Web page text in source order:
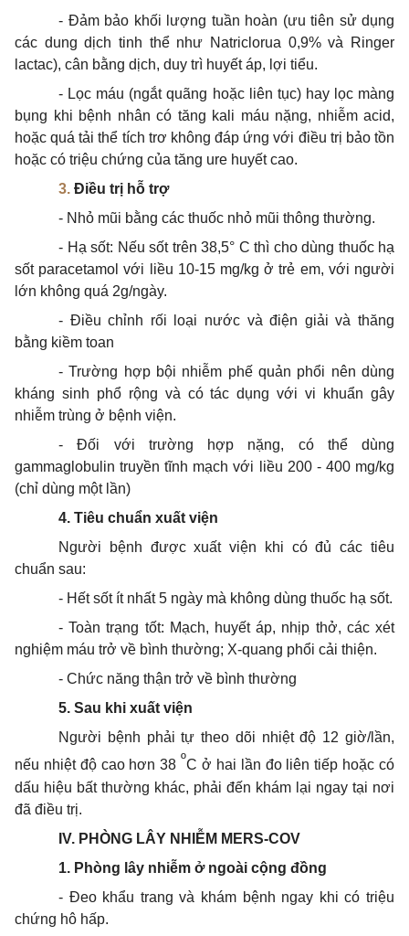
- Đảm bảo khối lượng tuần hoàn (ưu tiên sử dụng
các dung dịch tinh thể như Natriclorua 0,9% và Ringer
lactac), cân bằng dịch, duy trì huyết áp, lợi tiểu.
- Lọc máu (ngắt quãng hoặc liên tục) hay lọc màng
bụng khi bệnh nhân có tăng kali máu nặng, nhiễm acid,
hoặc quá tải thể tích trơ không đáp ứng với điều trị bảo tồn
hoặc có triệu chứng của tăng ure huyết cao.
3. Điều trị hỗ trợ
- Nhỏ mũi bằng các thuốc nhỏ mũi thông thường.
- Hạ sốt: Nếu sốt trên 38,5° C thì cho dùng thuốc hạ
sốt paracetamol với liều 10-15 mg/kg ở trẻ em, với người
lớn không quá 2g/ngày.
- Điều chỉnh rối loại nước và điện giải và thăng
bằng kiềm toan
- Trường hợp bội nhiễm phế quản phổi nên dùng
kháng sinh phổ rộng và có tác dụng với vi khuẩn gây
nhiễm trùng ở bệnh viện.
- Đối với trường hợp nặng, có thể dùng
gammaglobulin truyềntĩnh mạch với liều 200 - 400 mg/kg
(chỉ dùng một lần)
4. Tiêu chuẩn xuất viện
Người bệnh đượcxuấtviện khi có đủ các tiêu
chuẩn sau:
- Hết sốt ít nhất 5 ngày mà không dùng thuốc hạ sốt.
- Toàn trạng tốt: Mạch, huyết áp, nhịp thở, các xét
nghiệm máu trở về bình thường; X-quang phổi cải thiện.
- Chức năng thận trở về bình thường
5. Sau khi xuất viện
Người bệnh phải tự theo dõi nhiệt độ 12 giờ/lần,
nếu nhiệt độ cao hơn 38 ºC ở hai lần đo liên tiếp hoặc có
dấu hiệu bất thường khác, phải đến khám lại ngay tại nơi
đã điều trị.
IV. PHÒNG LÂY NHIỄM MERS-COV
1. Phòng lây nhiễm ở ngoài cộng đồng
- Đeo khẩu trang và khám bệnh ngay khi có triệu
chứng hô hấp.